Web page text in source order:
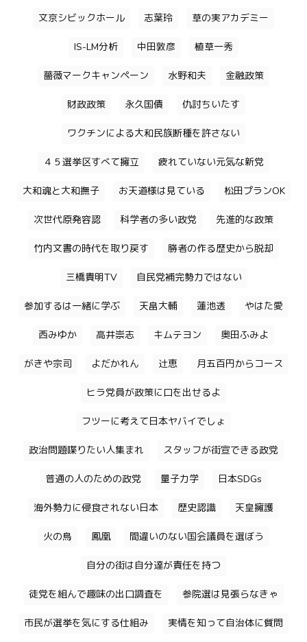
文京シビックホール 志葉玲 草の実アカデミー
IS-LM分析 中田敦彦 植草一秀
薔薇マークキャンペーン 水野和夫 金融政策
財政政策 永久国債 仇討ちいたす
ワクチンによる大和民族断種を許さない
４５選挙区すべて擁立 疲れていない元気な新党
大和魂と大和撫子 お天道様は見ている 松田プランOK
次世代原発容認 科学者の多い政党 先進的な政策
竹内文書の時代を取り戻す 勝者の作る歴史から脱却
三橋貴明TV 自民党補完勢力ではない
参加するは一緒に学ぶ 天畠大輔 蓮池透 やはた愛
西みゆか 高井崇志 キムテヨン 奥田ふみよ
がきや宗司 よだかれん 辻恵 月五百円からコース
ヒラ党員が政策に口を出せるよ
フツーに考えて日本ヤバイでしょ
政治問題喋りたい人集まれ スタッフが街宣できる政党
普通の人のための政党 量子力学 日本SDGs
海外勢力に侵食されない日本 歴史認識 天皇擁護
火の鳥 鳳凰 間違いのない国会議員を選ぼう
自分の街は自分達が責任を持つ
徒党を組んで趣味の出口調査を 参院選は見張らなきゃ
市民が選挙を気にする仕組み 実情を知って自治体に質問